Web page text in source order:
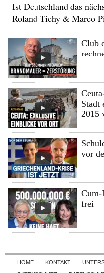
Ist Deutschland das
Roland Tichy & Marco
Club
Stadt
2015
vor
Cum-
frei
HOME KONTAKT